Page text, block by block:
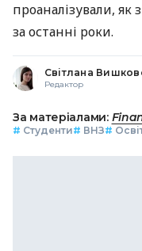
проаналізували, як
за останні роки.
Світлана
Редактор
За матеріалами:
# Студенти# ВНЗ#